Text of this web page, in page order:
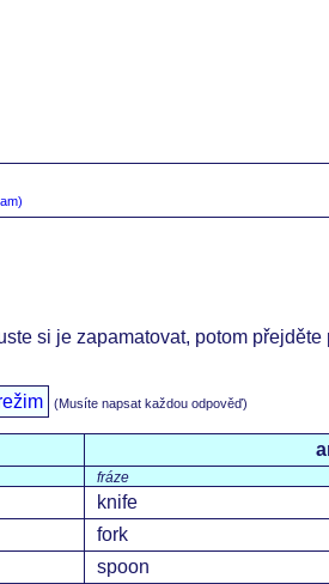
si je zapamatovat, potom
(Musíte napsat každou odpověď)
fráze
knife
fork
spoon